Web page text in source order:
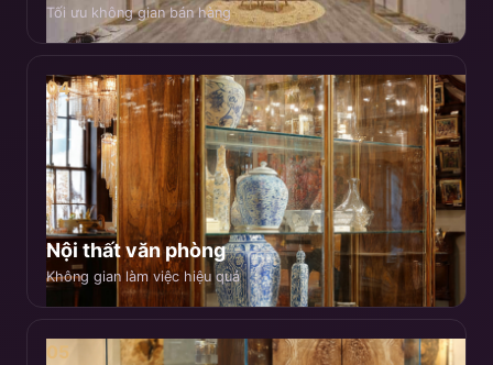
Tối ưu không gian bán hàng
04
Nội thất văn phòng
Không gian làm việc hiệu quả
05